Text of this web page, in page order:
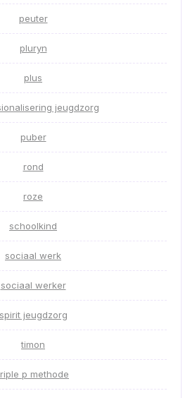
peuter
pluryn
plus
jeugdzorg
puber
rond
roze
schoolkind
sociaal werk
sociaal werker
spirit jeugdzorg
timon
p methode